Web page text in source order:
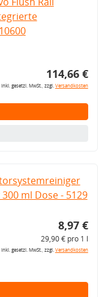
114,66 €
inkl. gesetzl. MwSt., zzgl.Versandkosten
ml Dose - 5129
8,97 €
29,90 € pro 1 l
inkl. gesetzl. MwSt., zzgl.Versandkosten